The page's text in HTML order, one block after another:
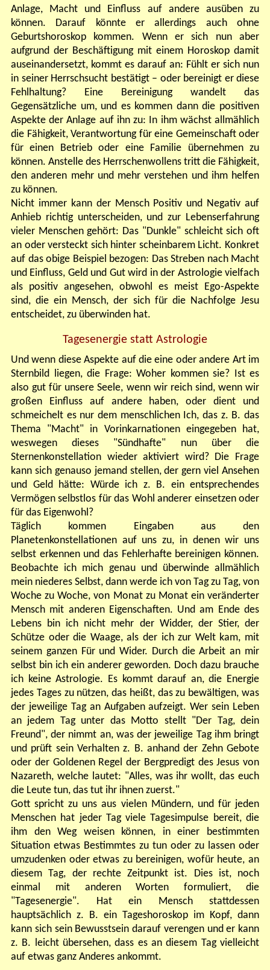
Anlage, Macht und Einfluss auf andere ausüben zu
können. Darauf könnte er allerdings auch ohne
Geburtshoroskop kommen. Wenn er sich nun aber
aufgrund der Beschäftigung mit einem Horoskop damit
auseinandersetzt, kommt es darauf an: Fühlt er sich nun
in seiner Herrschsucht bestätigt – oder bereinigt er diese
Fehlhaltung? Eine Bereinigung wandelt das
Gegensätzliche um, und es kommen dann die positiven
Aspekte der Anlage auf ihn zu: In ihm wächst allmählich
die Fähigkeit, Verantwortung für eine Gemeinschaft oder
für einen Betrieb oder eine Familie übernehmen zu
können. Anstelle des Herrschenwollens tritt die Fähigkeit,
den anderen mehr und mehr verstehen und ihm helfen
zu können.
Nicht immer kann der Mensch Positiv und Negativ auf
Anhieb richtig unterscheiden, und zur Lebenserfahrung
vieler Menschen gehört: Das "Dunkle" schleicht sich oft
an oder versteckt sich hinter scheinbarem Licht. Konkret
auf das obige Beispiel bezogen: Das Streben nach Macht
und Einfluss, Geld und Gut wird in der Astrologie vielfach
als positiv angesehen, obwohl es meist Ego-Aspekte
sind, die ein Mensch, der sich für die Nachfolge Jesu
entscheidet, zu überwinden hat.
Tagesenergie statt Astrologie
Und wenn diese Aspekte auf die eine oder andere Art im
Sternbild liegen, die Frage: Woher kommen sie? Ist es
also gut für unsere Seele, wenn wir reich sind, wenn wir
großen Einfluss auf andere haben, oder dient und
schmeichelt es nur dem menschlichen Ich, das z. B. das
Thema "Macht" in Vorinkarnationen eingegeben hat,
weswegen dieses "Sündhafte" nun über die
Sternenkonstellation wieder aktiviert wird? Die Frage
kann sich genauso jemand stellen, der gern viel Ansehen
und Geld hätte: Würde ich z. B. ein entsprechendes
Vermögen selbstlos für das Wohl anderer einsetzen oder
für das Eigenwohl?
Täglich kommen Eingaben aus den
Planetenkonstellationen auf uns zu, in denen wir uns
selbst erkennen und das Fehlerhafte bereinigen können.
Beobachte ich mich genau und überwinde allmählich
mein niederes Selbst, dann werde ich von Tag zu Tag, von
Woche zu Woche, von Monat zu Monat ein veränderter
Mensch mit anderen Eigenschaften. Und am Ende des
Lebens bin ich nicht mehr der Widder, der Stier, der
Schütze oder die Waage, als der ich zur Welt kam, mit
seinem ganzen Für und Wider. Durch die Arbeit an mir
selbst bin ich ein anderer geworden. Doch dazu brauche
ich keine Astrologie. Es kommt darauf an, die Energie
jedes Tages zu nützen, das heißt, das zu bewältigen, was
der jeweilige Tag an Aufgaben aufzeigt. Wer sein Leben
an jedem Tag unter das Motto stellt "Der Tag, dein
Freund", der nimmt an, was der jeweilige Tag ihm bringt
und prüft sein Verhalten z. B. anhand der Zehn Gebote
oder der Goldenen Regel der Bergpredigt des Jesus von
Nazareth, welche lautet: "Alles, was ihr wollt, das euch
die Leute tun, das tut ihr ihnen zuerst."
Gott spricht zu uns aus vielen Mündern, und für jeden
Menschen hat jeder Tag viele Tagesimpulse bereit, die
ihm den Weg weisen können, in einer bestimmten
Situation etwas Bestimmtes zu tun oder zu lassen oder
umzudenken oder etwas zu bereinigen, wofür heute, an
diesem Tag, der rechte Zeitpunkt ist. Dies ist, noch
einmal mit anderen Worten formuliert, die
"Tagesenergie". Hat ein Mensch stattdessen
hauptsächlich z. B. ein Tageshoroskop im Kopf, dann
kann sich sein Bewusstsein darauf verengen und er kann
z. B. leicht übersehen, dass es an diesem Tag vielleicht
auf etwas ganz Anderes ankommt.